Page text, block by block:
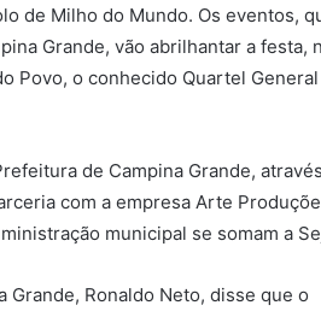
de Milho do Mundo. Os eventos,
Grande, vão abrilhantar a festa,
Povo, o conhecido Quartel
de Campina Grande,
com a empresa Arte
municipal se somam a
Ronaldo Neto, disse que o